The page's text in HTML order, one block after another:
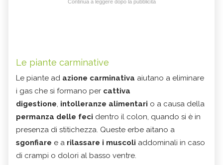
Continua a leggere dopo la pubblicità
Le piante carminative
Le piante ad azione carminativa aiutano a eliminare
i gas che si formano per cattiva
digestione, intolleranze alimentari o a causa della
permanza delle feci dentro il colon, quando si è in
presenza di stitichezza. Queste erbe aitano a
sgonfiare e a rilassare i muscoli addominali in caso
di crampi o dolori al basso ventre.